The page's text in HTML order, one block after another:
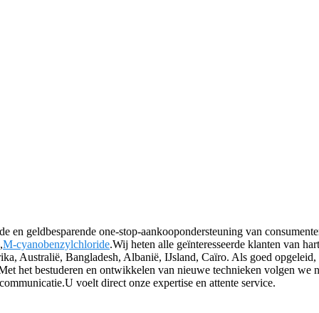
en geldbesparende one-stop-aankoopondersteuning van
,M-cyanobenzylchloride.Wij heten alle geïnteresseerde klanten van
Australië, Bangladesh, Albanië, IJsland, Caïro. Als goed
het bestuderen en ontwikkelen van nieuwe technieken volgen we
voelt direct onze expertise en attente service.